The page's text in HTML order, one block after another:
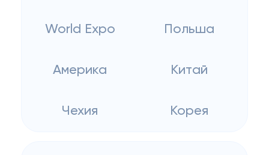
World Expo Польша
Америка Китай
Чехия Корея